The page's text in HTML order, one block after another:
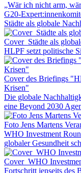
„Wär ich nicht arm,
G20-
Städte als globale
Cover_Städte als
HLPF setzt politische
Cover des Briefings
Krisen"
Die globale
eine Beyond 2030
Foto Jens Martens
WHO Investment
globaler Gesundheit
Cover_WHO
Fortschritt jenseits des